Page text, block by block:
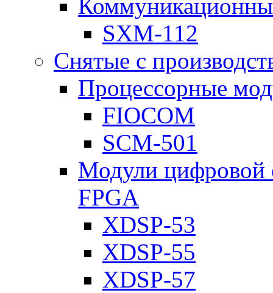
SXM-112
Снятые с
Процессорные
FIOCOM
SCM-501
Модули цифровой
FPGA
XDSP-53
XDSP-55
XDSP-57